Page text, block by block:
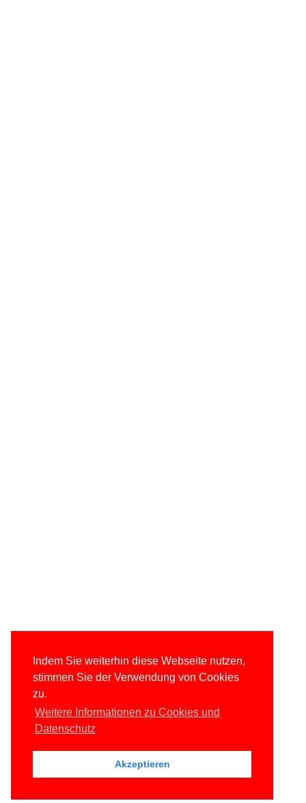
Indem Sie weiterhin diese Webseite nutzen,
stimmen Sie der Verwendung von Cookies
zu.
Weitere Informationen zu Cookies und
Datenschutz
Akzeptieren